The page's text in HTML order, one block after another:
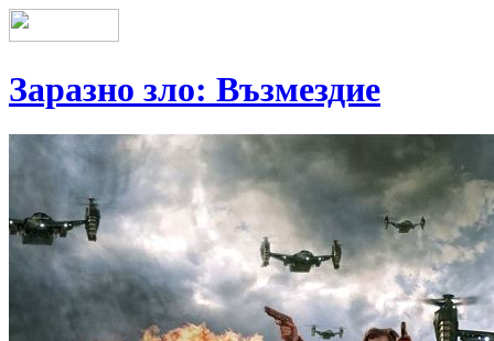
Заразно зло: Възмездие